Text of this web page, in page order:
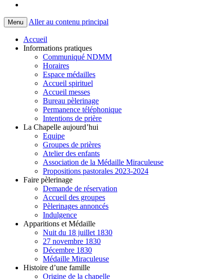
Menu Aller au contenu principal
Accueil
Informations pratiques
Communiqué NDMM
Horaires
Espace médailles
Accueil spirituel
Accueil messes
Bureau pèlerinage
Permanence téléphonique
Intentions de prière
La Chapelle aujourd’hui
Equipe
Groupes de prières
Atelier des enfants
Association de la Médaille Miraculeuse
Propositions pastorales 2023-2024
Faire pèlerinage
Demande de réservation
Accueil des groupes
Pèlerinages annoncés
Indulgence
Apparitions et Médaille
Nuit du 18 juillet 1830
27 novembre 1830
Décembre 1830
Médaille Miraculeuse
Histoire d’une famille
Origine de la chapelle